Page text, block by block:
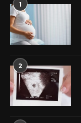
1
2